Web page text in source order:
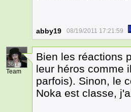
abby19 08/19/2011 17:21:59
36
Team
Bien les réactions
leur héros comme
parfois). Sinon, le
Noka est classe,